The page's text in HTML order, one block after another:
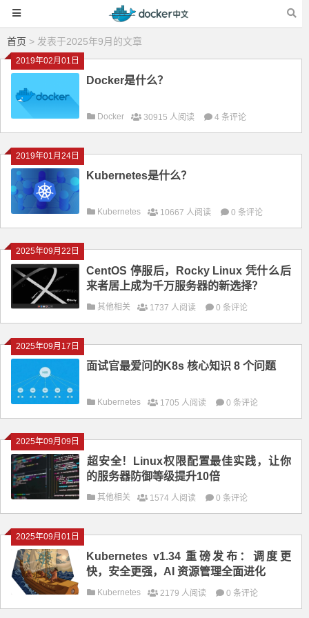
首页 > 发表于2025年9月的文章
2019年02月01日
Docker是什么？
Docker 30915 人阅读 4 条评论
2019年01月24日
Kubernetes是什么？
Kubernetes 10667 人阅读 0 条评论
2025年09月22日
CentOS 停服后，Rocky Linux 凭什么后
来者居上成为千万服务器的新选择？
其他相关 1737 人阅读 0 条评论
2025年09月17日
面试官最爱问的K8s 核心知识 8 个问题
Kubernetes 1705 人阅读 0 条评论
2025年09月09日
​​超安全！Linux权限配置最佳实践，让你
的服务器防御等级提升10倍
其他相关 1574 人阅读 0 条评论
2025年09月01日
Kubernetes v1.34 重磅发布：调度更
快，安全更强，AI 资源管理全面进化
Kubernetes 2179 人阅读 0 条评论